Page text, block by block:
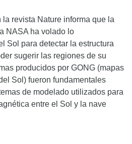
revista Nature informa que la
NASA ha volado lo
Sol para detectar la estructura
sugerir las regiones de su
producidos por GONG (mapas
Sol) fueron fundamentales
de modelado utilizados para
entre el Sol y la nave